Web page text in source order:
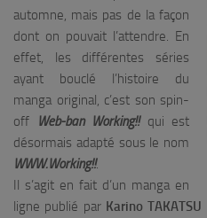
automne, mais pas de la façon
dont on pouvait l’attendre. En
effet, les différentes séries
ayant bouclé l’histoire du
manga original, c’est son spin-
off
Web-ban Working!!qui est
désormais adapté sous le nom
WWW.Working!!.
Il s’agit en fait d’un manga en
ligne publié par Karino TAKATSU